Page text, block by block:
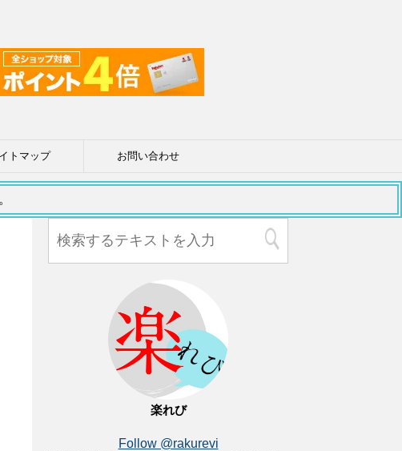
トマップ お問い合わせ
楽れび
Follow @rakurevi